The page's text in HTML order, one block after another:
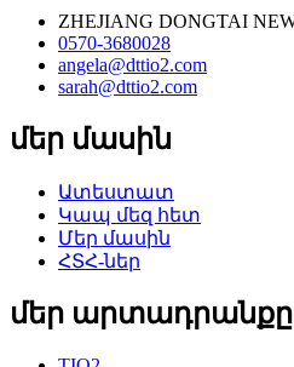
ZHEJIANG DONGTAI
0570-3680028
angela@dttio2.com
sarah@dttio2.com
մեր մասին
Ատեստատ
Կապ մեզ հետ
Մեր մասին
ՀՏՀ-ներ
մեր արտադրանքը